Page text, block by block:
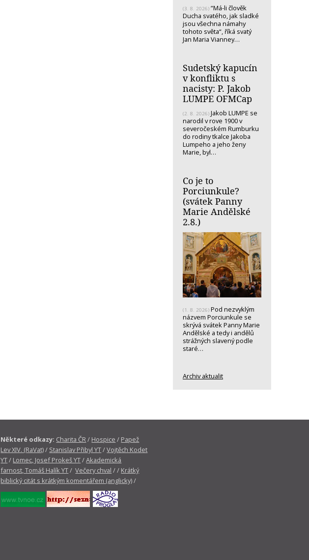
(3. 8. 2026) “Má-li člověk
Ducha svatého, jak sladké
jsou všechna námahy
tohoto světa“, říká svatý
Jan Maria Vianney…
Sudetský kapucín
v konfliktu s
nacisty: P. Jakob
LUMPE OFMCap
(2. 8. 2026) Jakob LUMPE se
narodil v rove 1900 v
severočeském Rumburku
do rodiny tkalce Jakoba
Lumpeho a jeho ženy
Marie, byl…
Co je to
Porciunkule?
(svátek Panny
Marie Andělské
2.8.)
(1. 8. 2026) Pod nezvyklým
názvem Porciunkule se
skrývá svátek Panny Marie
Andělské a tedy i andělů
strážných slavený podle
staré…
Archiv aktualit
Některé odkazy: Charita ČR/ Hospice / Papež
Lev XIV. (RaVat)/ Stanislav Přibyl YT/Vojtěch Kodet
YT/ Lomec, Josef Prokeš YT/Akademická
farnost, Tomáš Halík YT/Večery chval / / Krátký
biblický citát s krátkým komentářem (anglicky)/